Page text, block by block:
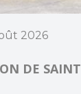
2026
DE SAINT